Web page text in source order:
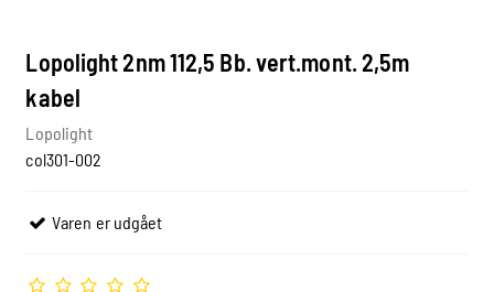
Lopolight 2nm 112,5 Bb. vert.mont. 2,5m
kabel
Lopolight
col301-002
Varen er udgået